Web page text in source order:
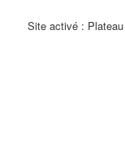
Site activé :